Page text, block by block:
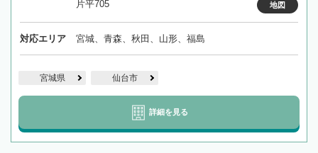
片平705
地図
対応エリア 宮城、青森、秋田、山形、福島
宮城県 仙台市
詳細を見る